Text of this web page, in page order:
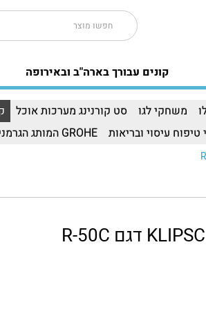
קונים עבורך בארה"ב ובאירופה
משחקי לגו סט קורנינג מערכות אוכל
טיפוח עיסוי ובריאות GROHE המותג הגרמני המוביל